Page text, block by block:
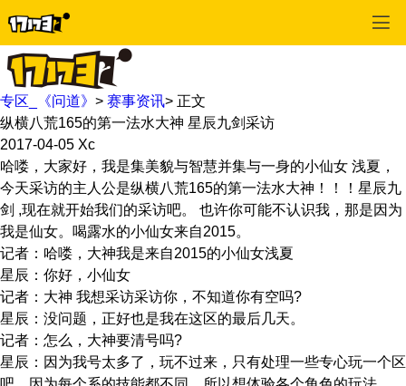
专区_《问道》 > 赛事资讯> 正文
纵横八荒165的第一法水大神 星辰九剑采访
2017-04-05 Xc
哈喽，大家好，我是集美貌与智慧并集与一身的小仙女 浅夏，
今天采访的主人公是纵横八荒165的第一法水大神！！！星辰九
剑 ,现在就开始我们的采访吧。 也许你可能不认识我，那是因为
我是仙女。喝露水的小仙女来自2015。
记者：哈喽，大神我是来自2015的小仙女浅夏
星辰：你好，小仙女
记者：大神 我想采访采访你，不知道你有空吗?
星辰：没问题，正好也是我在这区的最后几天。
记者：怎么，大神要清号吗?
星辰：因为我号太多了，玩不过来，只有处理一些专心玩一个区